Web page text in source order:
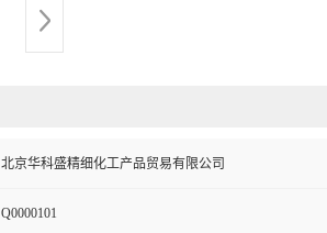
北京华科盛精细化工产品贸易有限公司
Q0000101